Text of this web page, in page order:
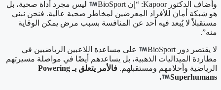
وأضاف الدكتور Kapoor: “إن BioSport
ليس مجرد أداة صحية، بل
هو شبكة أمان للأفراد المعرضين لمخاطر صحية عالية. فنحن نبني
مستقبلاً لا يُبعد فيه أحد عن المنافسة بسبب مرض يمكن الوقاية
منه”.
لا يقتصر دور BioSport
على مساعدة اللاعبين الرياضيين في
مطاردة الميداليات الذهبية، بل يساعدهم أيضًا في مواصلة مسيرتهم
الرياضية وأحلامهم ومستقبلهم. فالأمر يتعلق بـ Powering
Superhumans
.